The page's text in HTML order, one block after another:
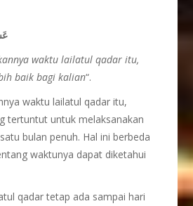
waktu lailatul qadar itu,
baik bagi kalian“.
waktu lailatul qadar itu,
tertuntut untuk melaksanakan
bulan penuh. Hal ini berbeda
waktunya dapat diketahui
qadar tetap ada sampai hari